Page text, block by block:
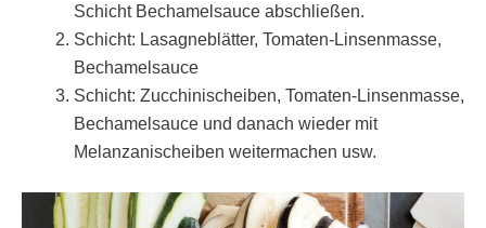
Schicht Bechamelsauce abschließen.
Schicht: Lasagneblätter, Tomaten-Linsenmasse,
Bechamelsauce
Schicht: Zucchinischeiben, Tomaten-Linsenmasse,
Bechamelsauce und danach wieder mit
Melanzanischeiben weitermachen usw.